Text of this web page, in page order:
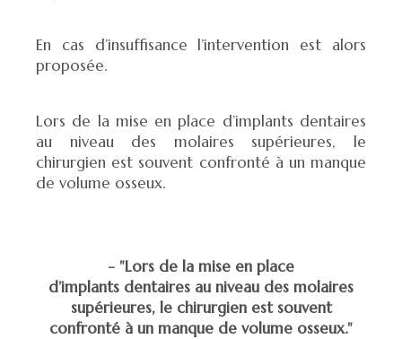
En cas d’insuffisance l’intervention est alors
proposée.
Lors de la mise en place d’implants dentaires
au niveau des molaires supérieures, le
chirurgien est souvent confronté à un manque
de volume osseux.
- "Lors de la mise en place
d’implants dentaires au niveau des molaires
supérieures, le chirurgien est souvent
confronté à un manque de volume osseux."